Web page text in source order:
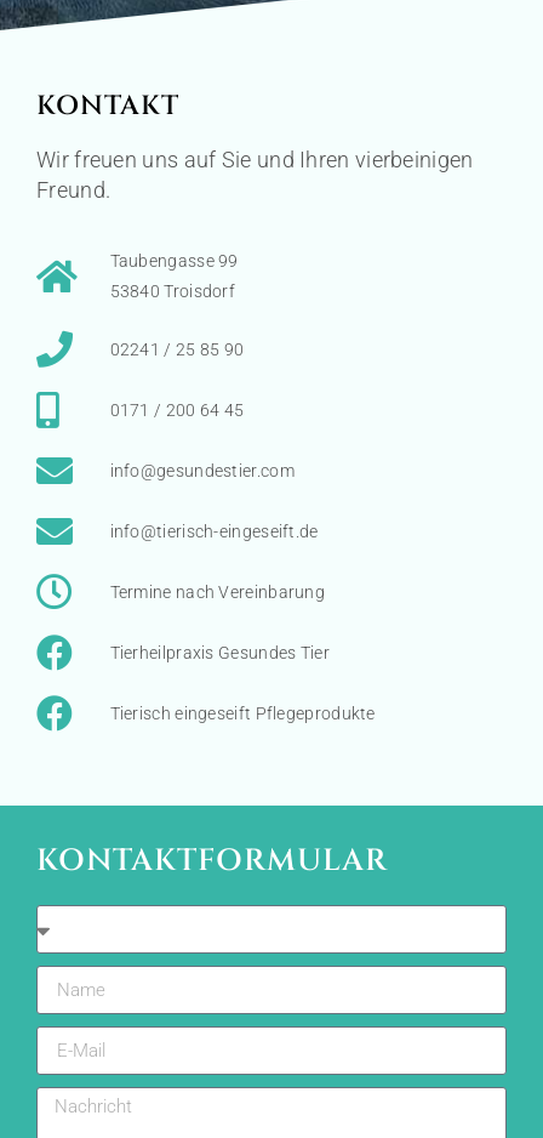
KONTAKT
Wir freuen uns auf Sie und Ihren vierbeinigen
Freund.
Taubengasse 99
53840 Troisdorf
02241 / 25 85 90
0171 / 200 64 45
info@gesundestier.com
info@tierisch-eingeseift.de
Termine nach Vereinbarung
Tierheilpraxis Gesundes Tier
Tierisch eingeseift Pflegeprodukte
KONTAKTFORMULAR